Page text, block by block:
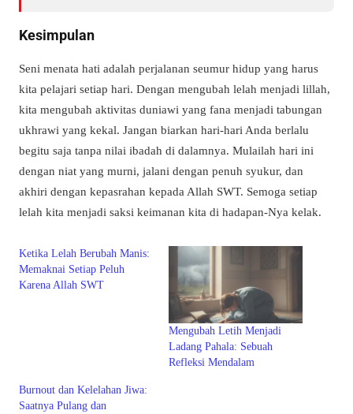
Kesimpulan
Seni menata hati adalah perjalanan seumur hidup yang harus
kita pelajari setiap hari. Dengan mengubah lelah menjadi lillah,
kita mengubah aktivitas duniawi yang fana menjadi tabungan
ukhrawi yang kekal. Jangan biarkan hari-hari Anda berlalu
begitu saja tanpa nilai ibadah di dalamnya. Mulailah hari ini
dengan niat yang murni, jalani dengan penuh syukur, dan
akhiri dengan kepasrahan kepada Allah SWT. Semoga setiap
lelah kita menjadi saksi keimanan kita di hadapan-Nya kelak.
Ketika Lelah Berubah Manis:
Memaknai Setiap Peluh
Karena Allah SWT
Mengubah Letih Menjadi
Ladang Pahala: Sebuah
Refleksi Mendalam
Burnout dan Kelelahan Jiwa:
Saatnya Pulang dan